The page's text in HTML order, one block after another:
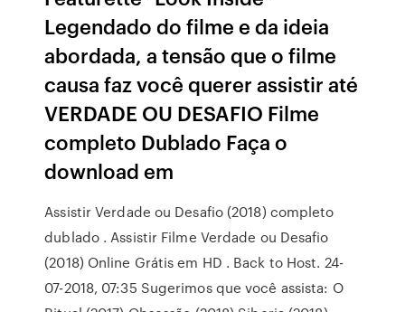
Legendado do filme e da ideia
abordada, a tensão que o filme
causa faz você querer assistir até
VERDADE OU DESAFIO Filme
completo Dublado Faça o
download em
Assistir Verdade ou Desafio (2018) completo
dublado . Assistir Filme Verdade ou Desafio
(2018) Online Grátis em HD . Back to Host. 24-
07-2018, 07:35 Sugerimos que você assista: O